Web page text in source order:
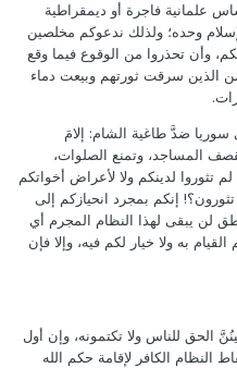
علمانية فاجرة أو ديمقراطية
وحده؛ ولذلك ندعوكم مخلصين
وأن تحذروا من الوقوع فيما وقع
الذين سرقت ثورتهم وبيعت دماء
سوريا ضدَّ طاغية الشام: إلامَ
المساجد، وتمنع الصلوات،
لدينكم ولا لأعراض أخواتكم
إنكم بمجرد انحيازكم إلى
لن يبقى لهذا النظام المجرم أي
به ولا خيار لكم فيه، وإلا فإن
الحق للناس ولا تكتمونه، وإن أول
الكافر لإقامة حكم الله